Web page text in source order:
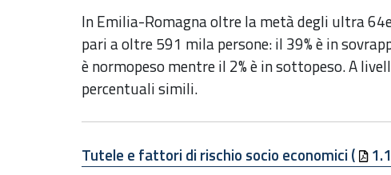
In Emilia-Romagna oltre la metà degli ultra
pari a oltre 591 mila persone: il 39% è in
è normopeso mentre il 2% è in sottopeso. A
percentuali simili.
Tutele e fattori di rischio socio economici (